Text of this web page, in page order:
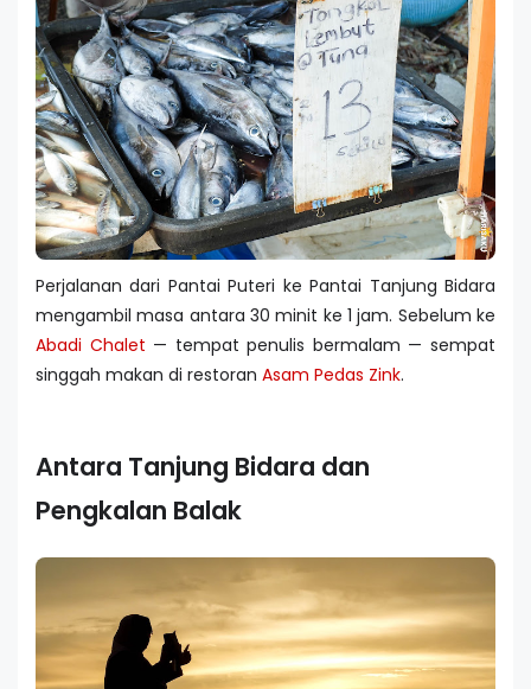
Perjalanan dari Pantai Puteri ke Pantai Tanjung Bidara
mengambil masa antara 30 minit ke 1 jam. Sebelum ke
Abadi Chalet — tempat penulis bermalam — sempat
singgah makan di restoran Asam Pedas Zink.
Antara Tanjung Bidara dan
Pengkalan Balak